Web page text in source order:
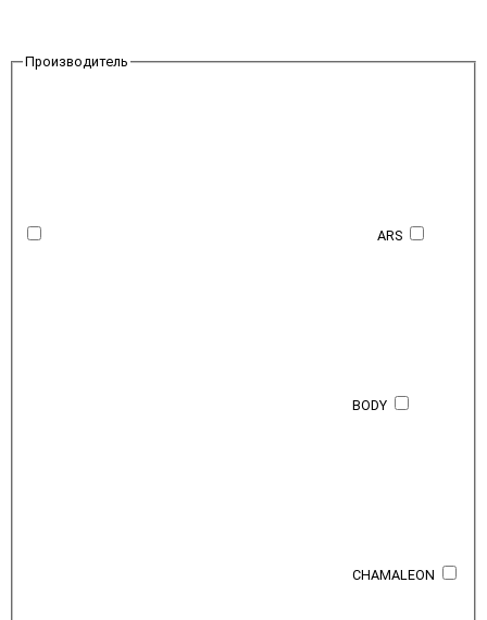
Производитель
ARS
BODY
CHAMALEON